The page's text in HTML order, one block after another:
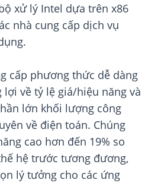
xử lý Intel dựa trên x86
nhà cung cấp dịch vụ
cấp phương thức dễ dàng
về tỷ lệ giá/hiệu năng và
lớn khối lượng công
về điện toán. Chúng
cao hơn đến 19% so
hệ trước tương đương,
lý tưởng cho các ứng